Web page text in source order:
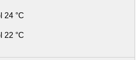
24 °C
22 °C